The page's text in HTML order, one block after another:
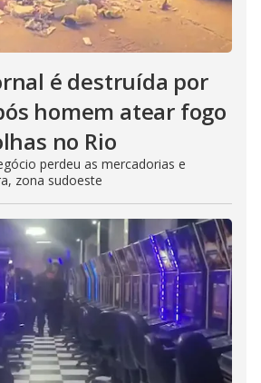
é destruída por
homem atear fogo
no Rio
perdeu as mercadorias e
zona sudoeste